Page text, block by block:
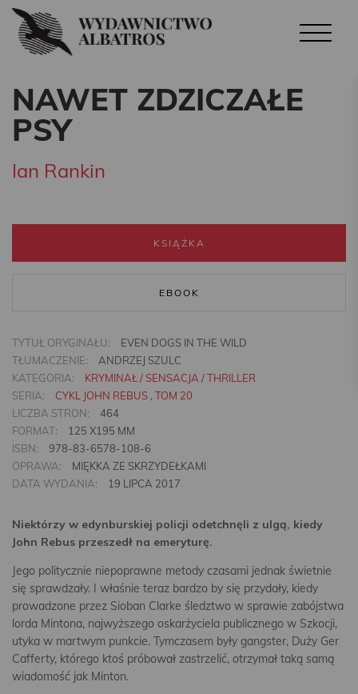
NAWET ZDZICZAŁE
PSY
Ian Rankin
KSIĄŻKA
EBOOK
TYTUŁ ORYGINAŁU:
EVEN DOGS IN THE WILD
TŁUMACZENIE:
ANDRZEJ SZULC
KATEGORIA:
KRYMINAŁ / SENSACJA / THRILLER
SERIA:
CYKL JOHN REBUS , TOM 20
LICZBA STRON:
464
FORMAT:
125 X195 MM
ISBN:
978-83-6578-108-6
OPRAWA:
MIĘKKA ZE SKRZYDEŁKAMI
DATA WYDANIA:
19 LIPCA 2017
Niektórzy w edynburskiej policji odetchnęli z ulgą, kiedy
John Rebus przeszedł na emeryturę.
Jego politycznie niepoprawne metody czasami jednak świetnie
się sprawdzały. I właśnie teraz bardzo by się przydały, kiedy
prowadzone przez Sioban Clarke śledztwo w sprawie zabójstwa
lorda Mintona, najwyższego oskarżyciela publicznego w Szkocji,
utyka w martwym punkcie. Tymczasem były gangster, Duży Ger
Cafferty, którego ktoś próbował zastrzelić, otrzymał taką samą
wiadomość jak Minton.